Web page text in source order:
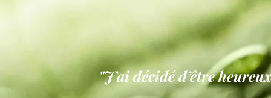
"J’ai décidé d’être